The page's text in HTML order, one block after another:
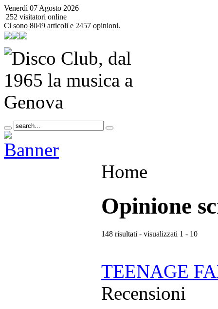
Venerdì 07 Agosto 2026
252 visitatori online
Ci sono 8049 articoli e 2457 opinioni.
Home
Opinione
148 risultati - visualizzati 1 - 10
TEENAGE
Recensioni